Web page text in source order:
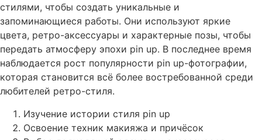
стилями, чтобы создать уникальные и
запоминающиеся работы. Они используют яркие
цвета, ретро-аксессуары и характерные позы, чтобы
передать атмосферу эпохи pin up. В последнее время
наблюдается рост популярности pin up-фотографии,
которая становится всё более востребованной среди
любителей ретро-стиля.
Изучение истории стиля pin up
Освоение техник макияжа и причёсок